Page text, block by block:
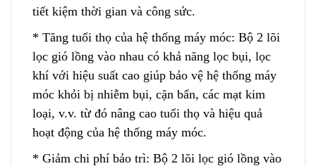
tiết kiệm thời gian và công sức.
* Tăng tuổi thọ của hệ thống máy móc: Bộ 2 lõi
lọc gió lồng vào nhau có khả năng lọc bụi, lọc
khí với hiệu suất cao giúp bảo vệ hệ thống máy
móc khỏi bị nhiễm bụi, cặn bẩn, các mạt kim
loại, v.v. từ đó nâng cao tuổi thọ và hiệu quả
hoạt động của hệ thống máy móc.
* Giảm chi phí bảo trì: Bộ 2 lõi lọc gió lồng vào